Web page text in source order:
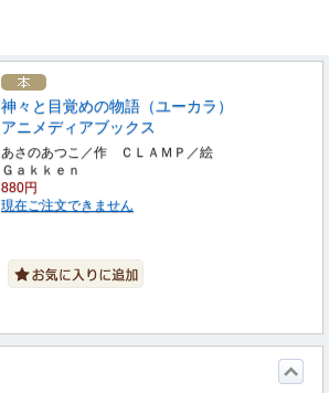
神々と目覚めの物語（ユーカラ）
アニメディアブックス
あさのあつこ／作 ＣＬＡＭＰ／絵
Ｇａｋｋｅｎ
880円
現在ご注文できません